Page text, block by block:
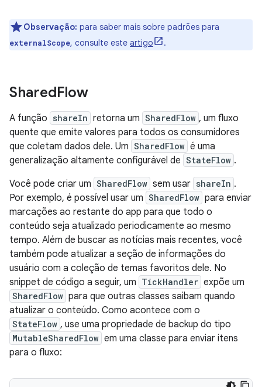
Observação: para saber mais sobre padrões para
externalScope, consulte este artigo .
SharedFlow
A função shareIn retorna um SharedFlow , um fluxo
quente que emite valores para todos os consumidores
que coletam dados dele. Um SharedFlow é uma
generalização altamente configurável de StateFlow .
Você pode criar um SharedFlow sem usar shareIn .
Por exemplo, é possível usar um SharedFlow para enviar
marcações ao restante do app para que todo o
conteúdo seja atualizado periodicamente ao mesmo
tempo. Além de buscar as notícias mais recentes, você
também pode atualizar a seção de informações do
usuário com a coleção de temas favoritos dele. No
snippet de código a seguir, um TickHandler expõe um
SharedFlow para que outras classes saibam quando
atualizar o conteúdo. Como acontece com o
StateFlow , use uma propriedade de backup do tipo
MutableSharedFlow em uma classe para enviar itens
para o fluxo: